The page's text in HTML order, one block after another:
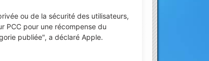
ou de la sécurité des utilisateurs,
PCC pour une récompense du
publiée", a déclaré Apple.